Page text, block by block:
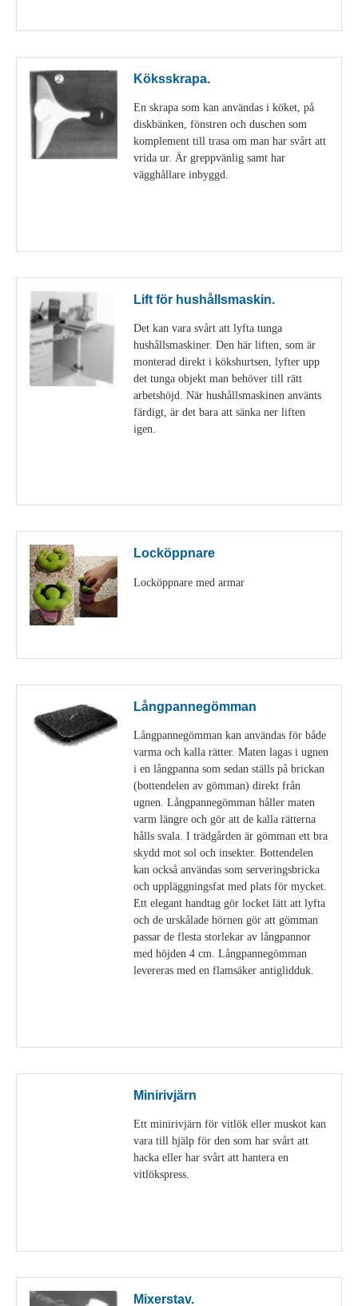
Köksskrapa.
En skrapa som kan användas i köket, på
diskbänken, fönstren och duschen som
komplement till trasa om man har svårt att
vrida ur. Är greppvänlig samt har
vägghållare inbyggd.
Lift för hushållsmaskin.
Det kan vara svårt att lyfta tunga
hushållsmaskiner. Den här liften, som är
monterad direkt i kökshurtsen, lyfter upp
det tunga objekt man behöver till rätt
arbetshöjd. När hushållsmaskinen använts
färdigt, är det bara att sänka ner liften
igen.
Locköppnare
Locköppnare med armar
Långpannegömman
Långpannegömman kan användas för både
varma och kalla rätter. Maten lagas i ugnen
i en långpanna som sedan ställs på brickan
(bottendelen av gömman) direkt från
ugnen. Långpannegömman håller maten
varm längre och gör att de kalla rätterna
hålls svala. I trädgården är gömman ett bra
skydd mot sol och insekter. Bottendelen
kan också användas som serveringsbricka
och uppläggningsfat med plats för mycket.
Ett elegant handtag gör locket lätt att lyfta
och de urskålade hörnen gör att gömman
passar de flesta storlekar av långpannor
med höjden 4 cm. Långpannegömman
levereras med en flamsäker antiglidduk.
Minirivjärn
Ett minirivjärn för vitlök eller muskot kan
vara till hjälp för den som har svårt att
hacka eller har svårt att hantera en
vitlökspress.
Mixerstav.